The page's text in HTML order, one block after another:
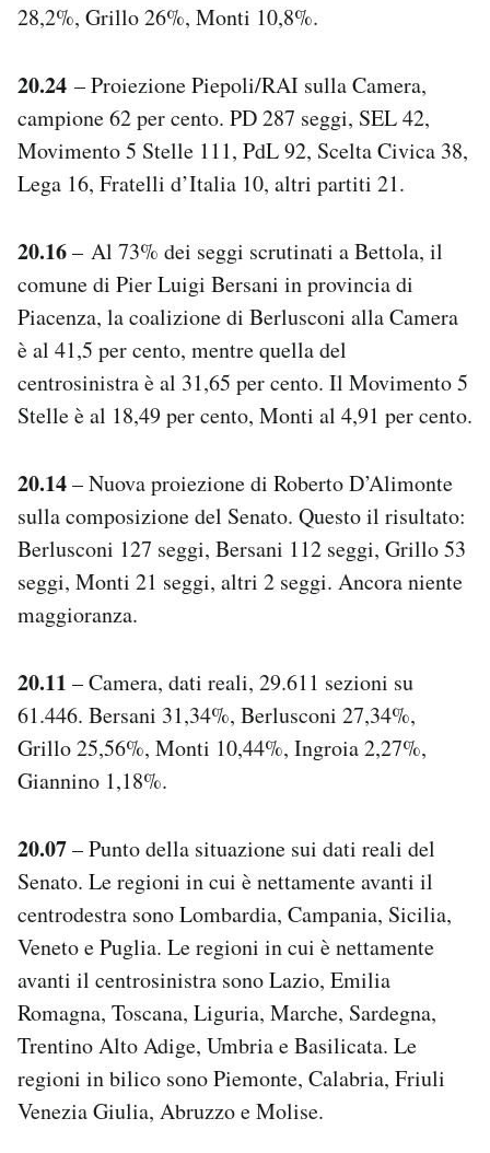
28,2%, Grillo 26%, Monti 10,8%.
20.24 – Proiezione Piepoli/RAI sulla Camera,
campione 62 per cento. PD 287 seggi, SEL 42,
Movimento 5 Stelle 111, PdL 92, Scelta Civica 38,
Lega 16, Fratelli d’Italia 10, altri partiti 21.
20.16– Al 73% dei seggi scrutinati a Bettola, il
comune di Pier Luigi Bersani in provincia di
Piacenza, la coalizione di Berlusconi alla Camera
è al 41,5 per cento, mentre quella del
centrosinistra è al 31,65 per cento. Il Movimento 5
Stelle è al 18,49 per cento, Monti al 4,91 per cento.
20.14– Nuova proiezione di Roberto D’Alimonte
sulla composizione del Senato. Questo il risultato:
Berlusconi 127 seggi, Bersani 112 seggi, Grillo 53
seggi, Monti 21 seggi, altri 2 seggi. Ancora niente
maggioranza.
20.11 – Camera, dati reali, 29.611 sezioni su
61.446. Bersani 31,34%, Berlusconi 27,34%,
Grillo 25,56%, Monti 10,44%, Ingroia 2,27%,
Giannino 1,18%.
20.07– Punto della situazione sui dati reali del
Senato. Le regioni in cui è nettamente avanti il
centrodestra sono Lombardia, Campania, Sicilia,
Veneto e Puglia. Le regioni in cui è nettamente
avanti il centrosinistra sono Lazio, Emilia
Romagna, Toscana, Liguria, Marche, Sardegna,
Trentino Alto Adige, Umbria e Basilicata. Le
regioni in bilico sono Piemonte, Calabria, Friuli
Venezia Giulia, Abruzzo e Molise.